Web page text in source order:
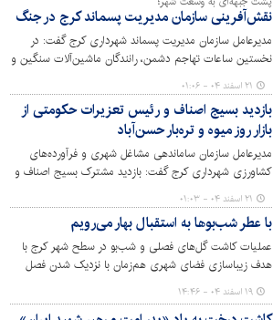
نقش‌آفرینی سازمان مدیریت پسماند کرج در جنگ
مدیرعامل سازمان مدیریت پسماند شهرداری کرج گفت: در
نخستین ساعات تهاجم دشمن، رانندگان ماشین‌آلات سنگین و
نیروهای عملیاتی، بی‌درنگ در صحنه حاضر شدند. با آمادگی
کامل و هماهنگی منسجم، مسیرها را باز کردند، موانع را جابه‌جا
نموده و پشتیبانی بی‌وقفه‌ای از عملیات امداد و نجات ارائه
دادند. این حضور سازمان‌یافته، جلوه‌ای از تعهد و
مسئولیت‌پذیری در بحران است.
۲۱ اسفند ۰۴ - ۰۱:۰۶
بازدید بسیج اصناف و رئیس تعزیرات حکومتی از
بازار روز میوه و تره‌بار حسن‌آباد
مدیرعامل سازمان ساماندهی مشاغل شهری و فرآورده‌های
کشاورزی شهرداری کرج گفت: بازدید مشترک بسیج اصناف و
رئیس تعزیرات حکومتی استان البرز از بازار روز حسن آباد،
به‌منظور اقدام هماهنگ و با هدف نظارت مستمر بر کنترل
قیمت‌ها و کیفیت کالاهای اساسی در بازارهای روز انجام شد.
۲۱ اسفند ۰۴ - ۰۱:۰۳
با عطر شب‌بوها به استقبال بهار می‌رویم
عملیات کاشت گل‌های فصلی و شب‌بو در سطح شهر کرج با
هدف زیباسازی فضای شهری هم‌زمان با نزدیک شدن فصل
بهار آغاز شد. این طرح در پارک‌ها، بوستان‌ها، بلوارها، و میادین
شهر در حال اجراست.
۱۹ اسفند ۰۴ - ۱۴:۴۶